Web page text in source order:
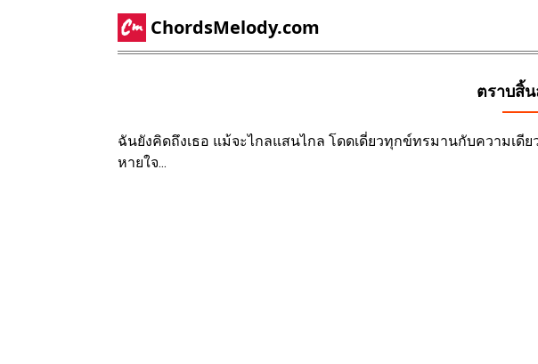
ChordsMelody.com
ตราบสิ้
ฉันยังคิดถึงเธอ แม้จะไกลแสนไกล โดดเดี่ยวทุกข์ทรมานกับความเดี
หายใจ...